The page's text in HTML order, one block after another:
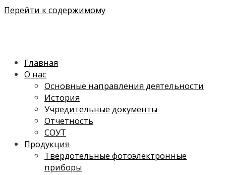
Перейти к содержимому
Главная
О нас
Основные направления деятельности
История
Учредительные документы
Отчетность
СОУТ
Продукция
Твердотельные фотоэлектронные
приборы